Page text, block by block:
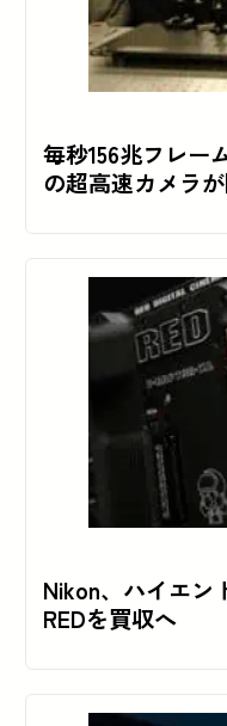
毎秒156兆フレー
の超高速カメラ
Nikon、ハイエン
REDを買収へ